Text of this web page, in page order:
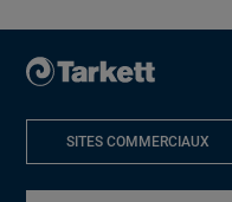
SITES COMMERCIAUX